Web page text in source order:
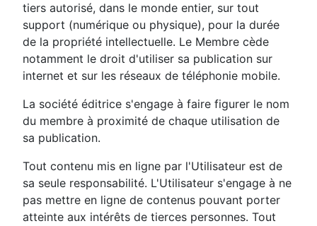
tiers autorisé, dans le monde entier, sur tout
support (numérique ou physique), pour la durée
de la propriété intellectuelle. Le Membre cède
notamment le droit d'utiliser sa publication sur
internet et sur les réseaux de téléphonie mobile.
La société éditrice s'engage à faire figurer le nom
du membre à proximité de chaque utilisation de
sa publication.
Tout contenu mis en ligne par l'Utilisateur est de
sa seule responsabilité. L'Utilisateur s'engage à ne
pas mettre en ligne de contenus pouvant porter
atteinte aux intérêts de tierces personnes. Tout